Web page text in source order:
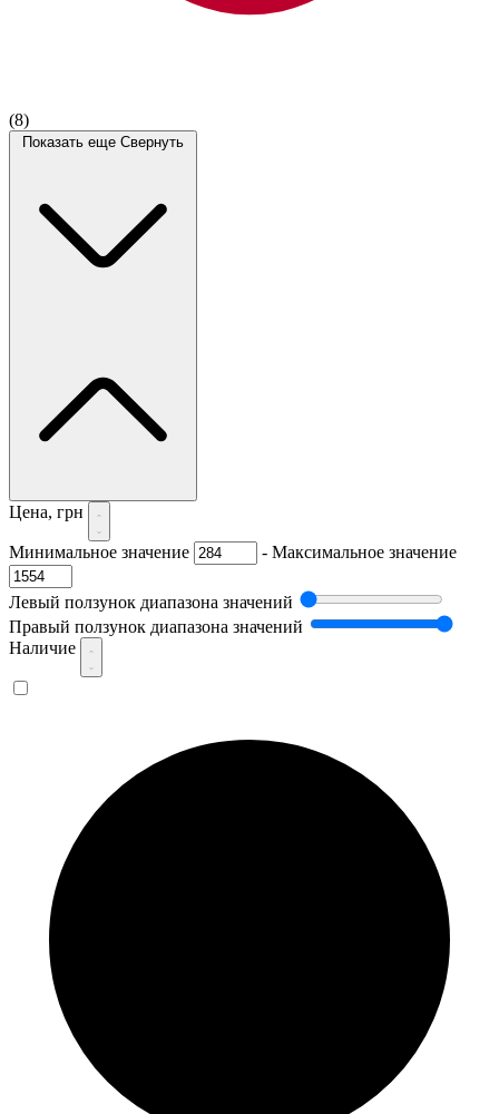
(8)
Показать еще Свернуть
Цена, грн
Минимальное значение - Максимальное значение
Левый ползунок диапазона значений
Правый ползунок диапазона значений
Наличие